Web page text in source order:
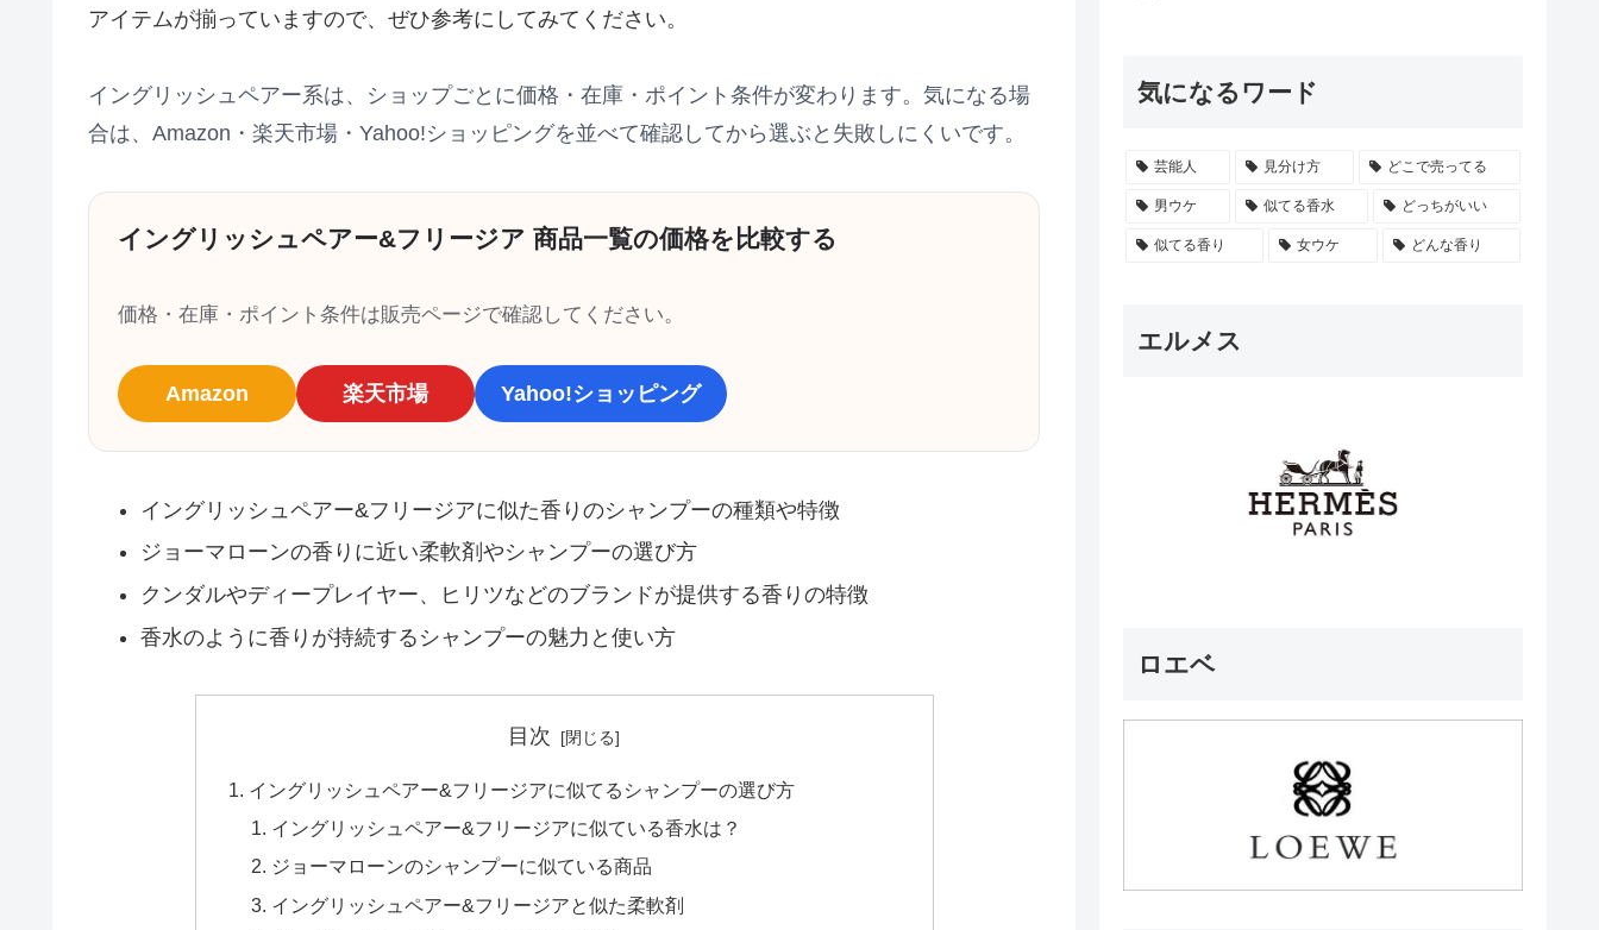
アイテムが揃っていますので、ぜひ参考にしてみてください。
イングリッシュペアー系は、ショップごとに価格・在庫・ポイント条件が変わります。気になる場
合は、Amazon・楽天市場・Yahoo!ショッピングを並べて確認してから選ぶと失敗しにくいです。
イングリッシュペアー&フリージア 商品一覧の価格を比較する
価格・在庫・ポイント条件は販売ページで確認してください。
Amazon 楽天市場 Yahoo!ショッピング
イングリッシュペアー&フリージアに似た香りのシャンプーの種類や特徴
ジョーマローンの香りに近い柔軟剤やシャンプーの選び方
クンダルやディープレイヤー、ヒリツなどのブランドが提供する香りの特徴
香水のように香りが持続するシャンプーの魅力と使い方
目次
イングリッシュペアー&フリージアに似てるシャンプーの選び方
イングリッシュペアー&フリージアに似ている香水は？
ジョーマローンのシャンプーに似ている商品
イングリッシュペアー&フリージアと似た柔軟剤
気になるワード
芸能人 見分け方 どこで売ってる
男ウケ 似てる香水 どっちがいい
似てる香り 女ウケ どんな香り
エルメス
ロエベ